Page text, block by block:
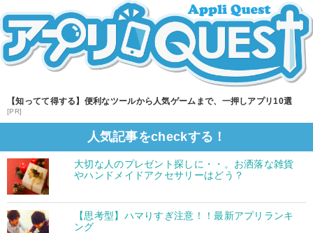
【知ってて得する】便利なツールから人気ゲームまで、一押しアプリ10選
[PR]
人気記事をcheckする！
大切な人のプレゼント探しに・・。お洒落な雑貨
やハンドメイドアクセサリーはどう？
【思考型】ハマりすぎ注意！！最新アプリランキ
ング